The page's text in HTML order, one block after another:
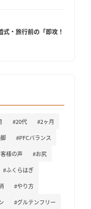
式・旅行前の「即攻！
#20代
#2ヶ月
#PFCバランス
様の声
#お尻
#ふくらはぎ
#やり方
#グルテンフリー